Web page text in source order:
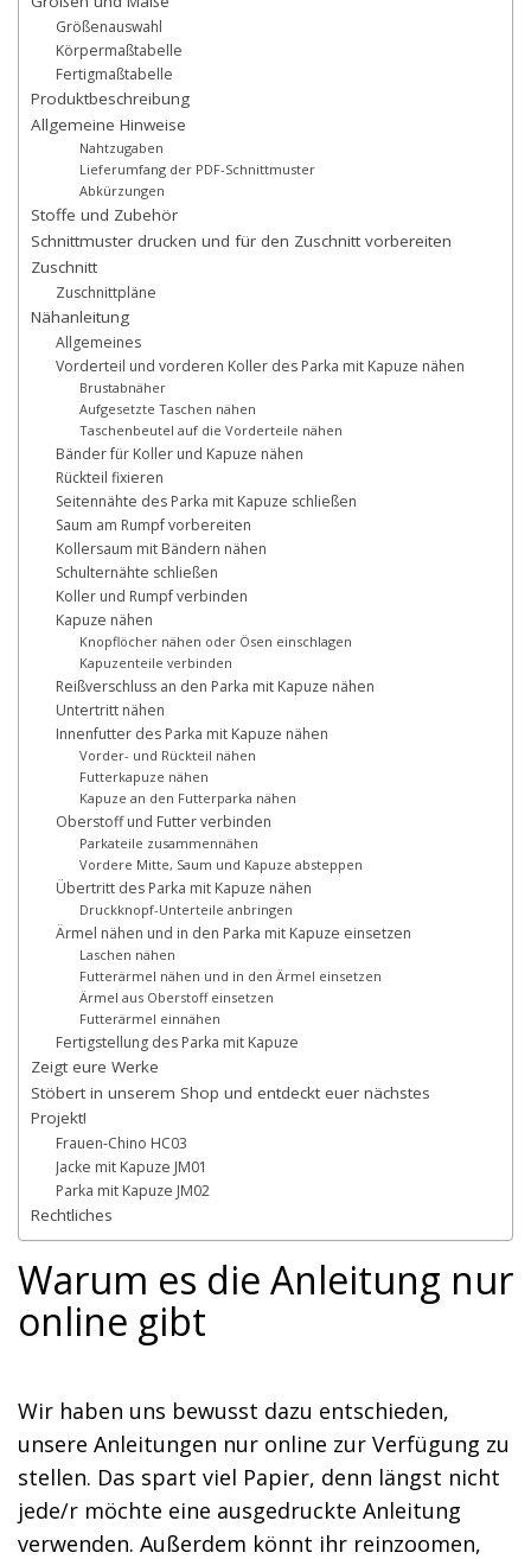
Größenauswahl
Körpermaßtabelle
Fertigmaßtabelle
Produktbeschreibung
Allgemeine Hinweise
Nahtzugaben
Lieferumfang der PDF-Schnittmuster
Abkürzungen
Stoffe und Zubehör
Schnittmuster drucken und für den Zuschnitt vorbereiten
Zuschnitt
Zuschnittpläne
Nähanleitung
Allgemeines
Vorderteil und vorderen Koller des Parka mit Kapuze nähen
Brustabnäher
Aufgesetzte Taschen nähen
Taschenbeutel auf die Vorderteile nähen
Bänder für Koller und Kapuze nähen
Rückteil fixieren
Seitennähte des Parka mit Kapuze schließen
Saum am Rumpf vorbereiten
Kollersaum mit Bändern nähen
Schulternähte schließen
Koller und Rumpf verbinden
Kapuze nähen
Knopflöcher nähen oder Ösen einschlagen
Kapuzenteile verbinden
Reißverschluss an den Parka mit Kapuze nähen
Untertritt nähen
Innenfutter des Parka mit Kapuze nähen
Vorder- und Rückteil nähen
Futterkapuze nähen
Kapuze an den Futterparka nähen
Oberstoff und Futter verbinden
Parkateile zusammennähen
Vordere Mitte, Saum und Kapuze absteppen
Übertritt des Parka mit Kapuze nähen
Druckknopf-Unterteile anbringen
Ärmel nähen und in den Parka mit Kapuze einsetzen
Laschen nähen
Futterärmel nähen und in den Ärmel einsetzen
Ärmel aus Oberstoff einsetzen
Futterärmel einnähen
Fertigstellung des Parka mit Kapuze
Zeigt eure Werke
Stöbert in unserem Shop und entdeckt euer nächstes
Projekt!
Frauen-Chino HC03
Jacke mit Kapuze JM01
Parka mit Kapuze JM02
Rechtliches
Warum es die Anleitung nur
online gibt
Wir haben uns bewusst dazu entschieden,
unsere Anleitungen nur online zur Verfügung zu
stellen. Das spart viel Papier, denn längst nicht
jede/r möchte eine ausgedruckte Anleitung
verwenden. Außerdem könnt ihr reinzoomen,